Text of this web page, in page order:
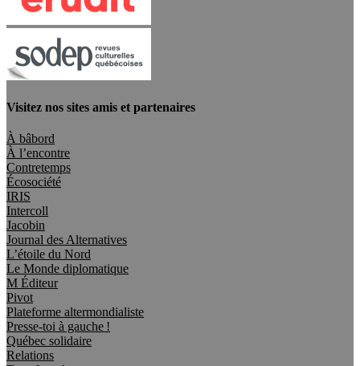
Visitez nos sites amis et partenaires
À bâbord
À l’encontre
Contretemps
Écosociété
IRIS
Intercoll
Jacobin
Journal des Alternatives
L’étoile du Nord
Le Monde diplomatique
M Éditeur
Pivot
Plateforme altermondialiste
Presse-toi à gauche !
Québec solidaire
Relations